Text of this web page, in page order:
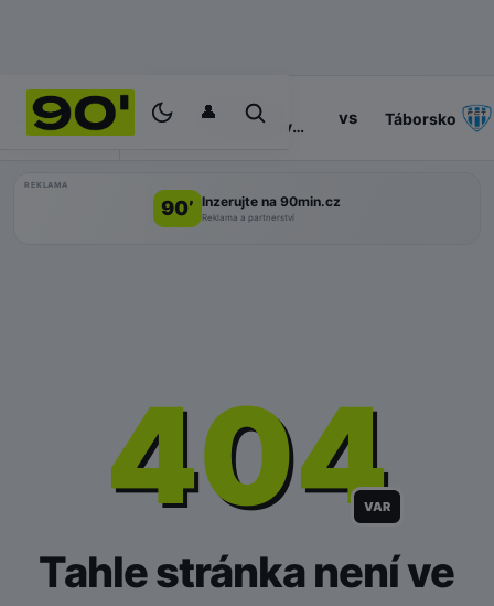
👤
PROGRAM 14:30
Baník
Ostrava
vs Táborsko
REKLAMA
90’ Inzerujte na 90min.cz
Reklama a partnerství
404
VAR
Tahle stránka není ve